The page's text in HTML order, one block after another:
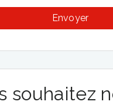
souhaitez